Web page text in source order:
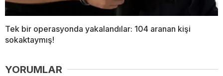
Tek bir operasyonda yakalandılar: 104 aranan kişi
sokaktaymış!
YORUMLAR